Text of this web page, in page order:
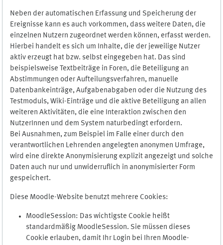
Neben der automatischen Erfassung und Speicherung der
Ereignisse kann es auch vorkommen, dass weitere Daten, die
einzelnen Nutzern zugeordnet werden können, erfasst werden.
Hierbei handelt es sich um Inhalte, die der jeweilige Nutzer
aktiv erzeugt hat bzw. selbst eingegeben hat. Das sind
beispielsweise Textbeiträge in Foren, die Beteiligung an
Abstimmungen oder Aufteilungsverfahren, manuelle
Datenbankeinträge, Aufgabenabgaben oder die Nutzung des
Testmoduls, Wiki-Einträge und die aktive Beteiligung an allen
weiteren Aktivitäten, die eine Interaktion zwischen den
NutzerInnen und dem System naturbedingt erfordern.
Bei Ausnahmen, zum Beispiel im Falle einer durch den
verantwortlichen Lehrenden angelegten anonymen Umfrage,
wird eine direkte Anonymisierung explizit angezeigt und solche
Daten auch nur und unwiderruflich in anonymisierter Form
gespeichert.
Diese Moodle-Website benutzt mehrere Cookies:
MoodleSession: Das wichtigste Cookie heißt
standardmäßig MoodleSession. Sie müssen dieses
Cookie erlauben, damit Ihr Login bei Ihren Moodle-